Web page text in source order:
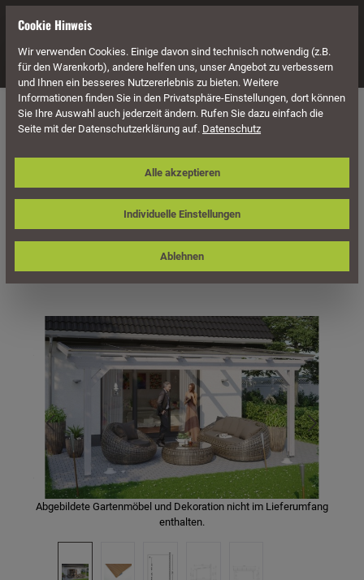
Navigation
Überdachung Terrassenüberdachungen
Skan Holz Terrassenüberdachung
Ancona 541 x 350 cm, Leimholz
Bildergalerie überspringen
Abgebildete Gartenmöbel und Dekoration nicht im Lieferumfang
enthalten.
Cookie Hinweis
Wir verwenden Cookies. Einige davon sind technisch notwendig (z.B.
für den Warenkorb), andere helfen uns, unser Angebot zu verbessern
und Ihnen ein besseres Nutzererlebnis zu bieten. Weitere
Informationen finden Sie in den Privatsphäre-Einstellungen, dort können
Sie Ihre Auswahl auch jederzeit ändern. Rufen Sie dazu einfach die
Seite mit der Datenschutzerklärung auf. Datenschutz
Individuelle Einstellungen
Ablehnen
Alle akzeptieren